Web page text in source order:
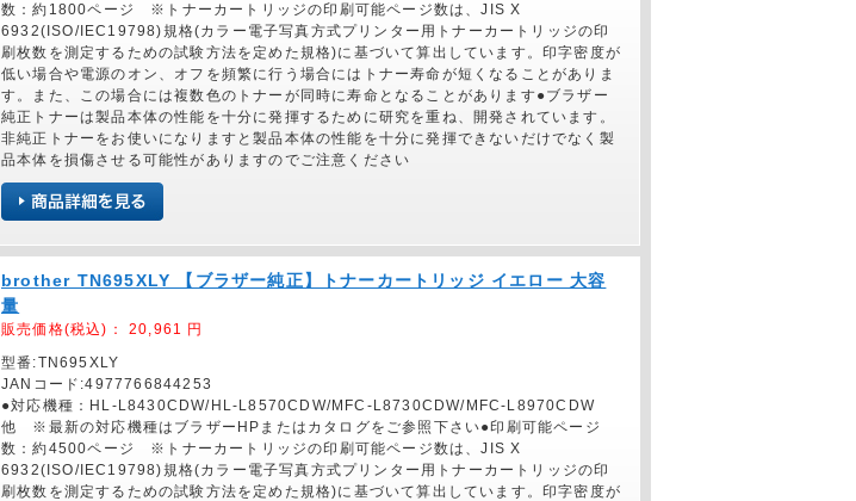
数：約1800ページ ※トナーカートリッジの印刷可能ページ数は、JIS X
6932(ISO/IEC19798)規格(カラー電子写真方式プリンター用トナーカートリッジの印
刷枚数を測定するための試験方法を定めた規格)に基づいて算出しています。印字密度が
低い場合や電源のオン、オフを頻繁に行う場合にはトナー寿命が短くなることがありま
す。また、この場合には複数色のトナーが同時に寿命となることがあります●ブラザー
純正トナーは製品本体の性能を十分に発揮するために研究を重ね、開発されています。
非純正トナーをお使いになりますと製品本体の性能を十分に発揮できないだけでなく製
品本体を損傷させる可能性がありますのでご注意ください
brother TN695XLY 【ブラザー純正】トナーカートリッジ イエロー 大容
量
販売価格(税込)： 20,961 円
型番:TN695XLY
JANコード:4977766844253
●対応機種：HL-L8430CDW/HL-L8570CDW/MFC-L8730CDW/MFC-L8970CDW
他 ※最新の対応機種はブラザーHPまたはカタログをご参照下さい●印刷可能ページ
数：約4500ページ ※トナーカートリッジの印刷可能ページ数は、JIS X
6932(ISO/IEC19798)規格(カラー電子写真方式プリンター用トナーカートリッジの印
刷枚数を測定するための試験方法を定めた規格)に基づいて算出しています。印字密度が